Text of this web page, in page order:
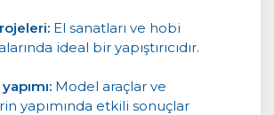
El sanatları ve hobi
ideal bir yapıştırıcıdır.
Model araçlar ve
yapımında etkili sonuçlar